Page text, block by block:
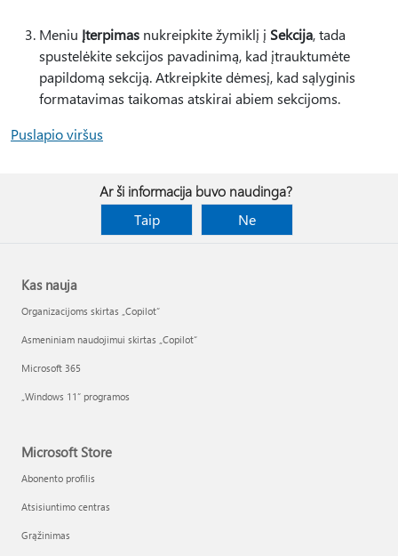
Meniu Įterpimas nukreipkite žymiklį į Sekcija, tada
spustelėkite sekcijos pavadinimą, kad įtrauktumėte
papildomą sekciją. Atkreipkite dėmesį, kad sąlyginis
formatavimas taikomas atskirai abiem sekcijoms.
Puslapio viršus
Ar ši informacija buvo naudinga?
Taip
Ne
Kas nauja
Organizacijoms skirtas „Copilot“
Asmeniniam naudojimui skirtas „Copilot“
Microsoft 365
„Windows 11“ programos
Microsoft Store
Abonento profilis
Atsisiuntimo centras
Grąžinimas